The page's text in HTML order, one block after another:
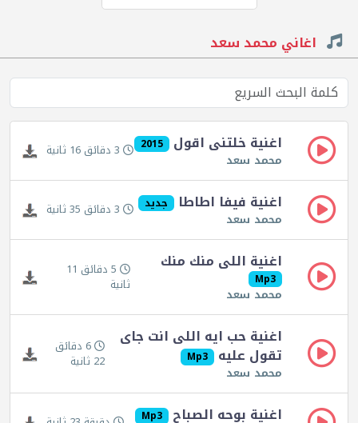
اغاني محمد سعد
اغنية خلتنى اقول 2015
محمد سعد 3 دقائق 16 ثانية
اغنية فيفا اطاطا جديد
محمد سعد 3 دقائق 35 ثانية
اغنية اللى منك منك
Mp3
محمد سعد
5 دقائق 11
ثانية
اغنية حب ايه اللى انت جاى
تقول عليه Mp3
محمد سعد
6 دقائق
22 ثانية
اغنية بوحه الصباح Mp3